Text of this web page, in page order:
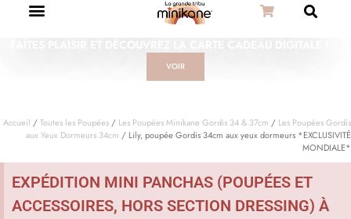
VOIR
Accueil /Toutes les Poupées / Les Poupées Minikane Gordis 34 & 37cm / Les Poupées Gordis
aux Yeux Dormeurs 34cm / Lily, poupée Gordis 34cm aux yeux dormeurs *EXCLUSIVITÉ
MONDIALE*
EXPÉDITION MINI PANCHAS (POUPÉES ET
ACCESSOIRES, HORS SECTION DRESSING) À